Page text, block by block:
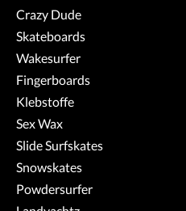
Crazy Dude
Skateboards
Wakesurfer
Fingerboards
Klebstoffe
Sex Wax
Slide Surfskates
Snowskates
Powdersurfer